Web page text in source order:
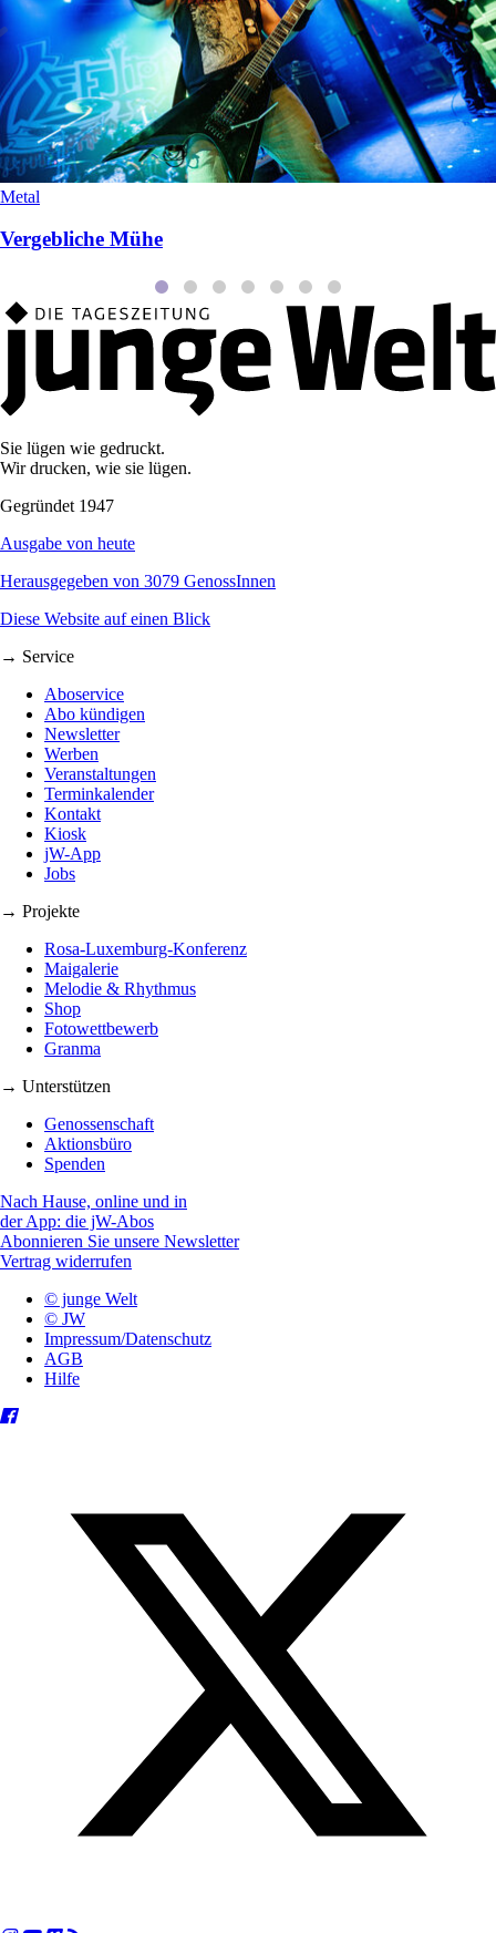
Metal
Vergebliche Mühe
Sie lügen wie gedruckt.
Wir drucken, wie sie lügen.
Gegründet 1947
Ausgabe von heute
Herausgegeben von 3079 GenossInnen
Diese Website auf einen Blick
→ Service
Aboservice
Abo kündigen
Newsletter
Werben
Veranstaltungen
Terminkalender
Kontakt
Kiosk
jW-App
Jobs
→ Projekte
Rosa-Luxemburg-Konferenz
Maigalerie
Melodie & Rhythmus
Shop
Fotowettbewerb
Granma
→ Unterstützen
Genossenschaft
Aktionsbüro
Spenden
Nach Hause, online und in
der App: die jW-Abos
Abonnieren Sie unsere Newsletter
Vertrag widerrufen
© junge Welt
© JW
Impressum/Datenschutz
AGB
Hilfe